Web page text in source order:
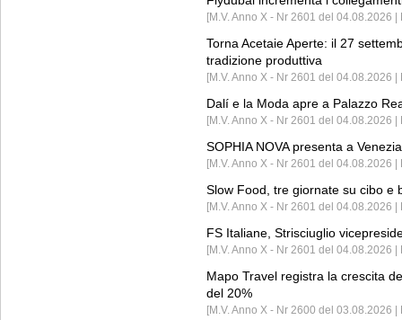
[M.V. Anno X - Nr 2601 del 04.08.2026 |
Torna Acetaie Aperte: il 27
tradizione produttiva
[M.V. Anno X - Nr 2601 del 04.08.2026 |
Dalí e la Moda apre a Palazzo
[M.V. Anno X - Nr 2601 del 04.08.2026 |
SOPHIA NOVA presenta a
[M.V. Anno X - Nr 2601 del 04.08.2026
Slow Food, tre giornate su cibo e
[M.V. Anno X - Nr 2601 del 04.08.2026 |
FS Italiane, Strisciuglio
[M.V. Anno X - Nr 2601 del 04.08.2026 |
Mapo Travel registra la crescita
del 20%
[M.V. Anno X - Nr 2600 del 03.08.2026 |